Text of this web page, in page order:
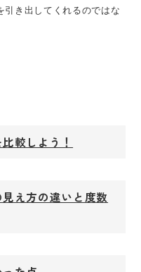
引き出してくれるのではな
較しよう！
え方の違いと度数